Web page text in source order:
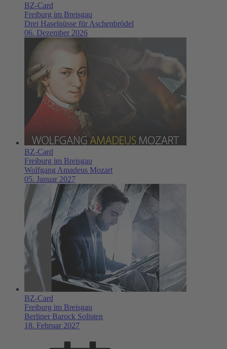
BZ-Card
Freiburg im Breisgau
Drei Haselnüsse für Aschenbrödel
06. Dezember 2026
BZ-Card
Freiburg im Breisgau
Wolfgang Amadeus Mozart
05. Januar 2027
BZ-Card
Freiburg im Breisgau
Berliner Barock Solisten
18. Februar 2027